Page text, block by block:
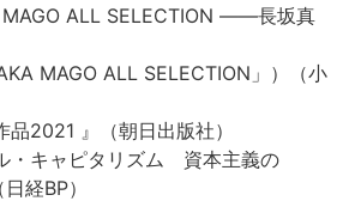
MAGO ALL SELECTION ――長坂真
MAGO ALL SELECTION」）（小
2021 』（朝日出版社）
・キャピタリズム 資本主義の
経BP）